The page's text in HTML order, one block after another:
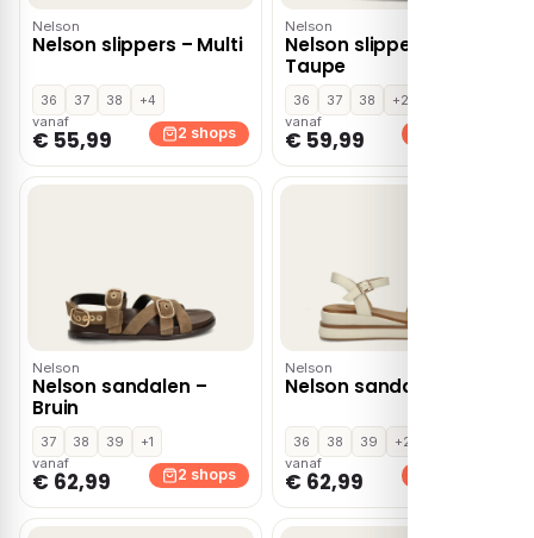
Nelson
Nelson slippers – Multi
36 37 38
+4
vanaf
€ 55,99 2 shops
Nelson
Nelson slippers –
Taupe
36 37 38
+2
vanaf
€ 59,99
Nelson
Nelson sandalen –
Bruin
37 38 39
+1
vanaf
€ 62,99 2 shops
Nelson
Nelson sandalen – Wit
36 38 39
+2
vanaf
€ 62,99